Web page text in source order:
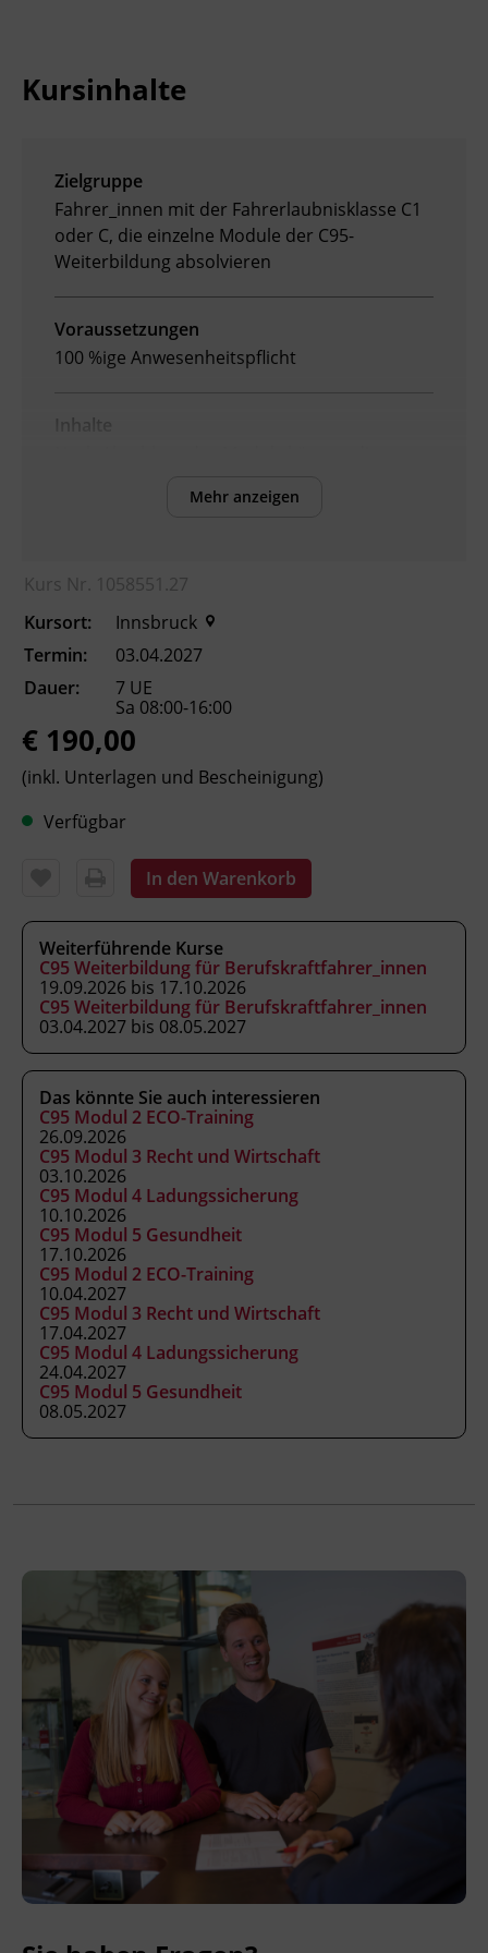
Akademisches Studienzentrum
BFI Schwaz
Kursinhalte
Zielgruppe
Fahrer_innen mit der Fahrerlaubnisklasse C1
oder C, die einzelne Module der C95-
Weiterbildung absolvieren
Voraussetzungen
100 %ige Anwesenheitspflicht
Inhalte
die Funktionsweise der
sicherheitsbewusst im Straßenverkehr
handeln.
typische Verkehrsunfälle im
Güterverkehr und ihre Ursachen
einordnen.
Kursformat
Fachtrainer_in
Abschluss
Kursbesuchsbestätigung
Hinweis
gemäß § 19 Güterbeförderungsgesetz 1995, §
14a Gelegenheitsverkehrs-Gesetz 1996 und §
44a Kraftfahrliniengesetz
Veranstaltungsort
BFI Tirol Bildungszentrum
Ing.-Etzel-Straße 7
6020 Innsbruck
Abschlussinformation
Terminübersicht
Mehr anzeigen
Kurs Nr. 1058551.27
Kursort:
Innsbruck
Termin:
03.04.2027
Dauer:
7 UE
Sa 08:00-16:00
€ 190,00
(inkl. Unterlagen und Bescheinigung)
Verfügbar
In den Warenkorb
Weiterführende Kurse
C95 Weiterbildung für Berufskraftfahrer_innen
19.09.2026 bis 17.10.2026
C95 Weiterbildung für Berufskraftfahrer_innen
03.04.2027 bis 08.05.2027
Das könnte Sie auch interessieren
C95 Modul 2 ECO-Training
26.09.2026
C95 Modul 3 Recht und Wirtschaft
03.10.2026
C95 Modul 4 Ladungssicherung
10.10.2026
C95 Modul 5 Gesundheit
17.10.2026
C95 Modul 2 ECO-Training
10.04.2027
C95 Modul 3 Recht und Wirtschaft
17.04.2027
C95 Modul 4 Ladungssicherung
24.04.2027
C95 Modul 5 Gesundheit
08.05.2027